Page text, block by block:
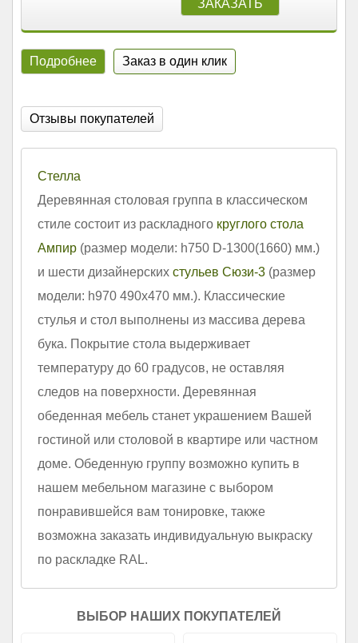
Подробнее Заказ в один клик
Отзывы покупателей
Стелла
Деревянная столовая группа в классическом
стиле состоит из раскладного круглого стола
Ампир (размер модели: h750 D-1300(1660) мм.)
и шести дизайнерских стульев Сюзи-3 (размер
модели: h970 490х470 мм.). Классические
стулья и стол выполнены из массива дерева
бука. Покрытие стола выдерживает
температуру до 60 градусов, не оставляя
следов на поверхности. Деревянная
обеденная мебель станет украшением Вашей
гостиной или столовой в квартире или частном
доме. Обеденную группу возможно купить в
нашем мебельном магазине с выбором
понравившейся вам тонировке, также
возможна заказать индивидуальную выкраску
по раскладке RAL.
ВЫБОР НАШИХ ПОКУПАТЕЛЕЙ